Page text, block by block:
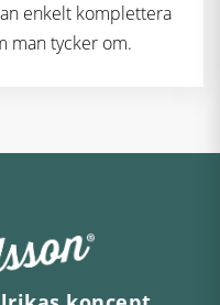
enkelt komplettera
man tycker om.